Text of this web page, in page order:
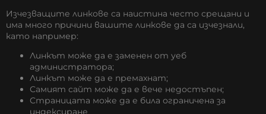
Изчезващите линкове са наистина често срещани и
има много причини вашите линкове да са изчезнали,
като например:
Линкът може да е заменен от уеб
администратора;
Линкът може да е премахнат;
Самият сайт може да е вече недостъпен;
Страницата може да е била ограничена за
индексиране